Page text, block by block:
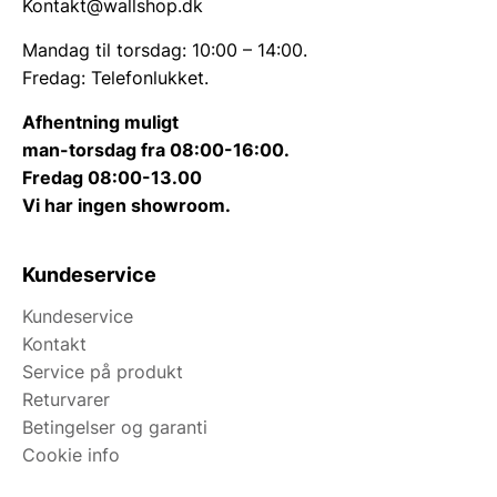
Atmosfære og belysning i
badeværelset
Selv den bedste plejerutine kan føles utilstrækkelig
under dårlig eller flimmerende belysning. For at skabe
den rette stemning, når man benytter sine
plejeprodukter, bør man nøje overveje placeringen af
kombinere funktionelt overlys med blødere
væglamper kan man skabe forskellige
belysningsscenarier alt efter tidspunktet på dagen.
En dæmpet belysning er ideel til et afslappende bad
om aftenen, mens et klart og neutralt lys er
nødvendigt for præcision under barbering eller
påføring af makeup foran spejlet.
Kontakt@wallshop.dk
Mandag til torsdag: 10:00 – 14:00.
Fredag: Telefonlukket.
Afhentning muligt
man-torsdag fra 08:00-16:00.
Fredag 08:00-13.00
Vi har ingen showroom.
Kundeservice
Kundeservice
Kontakt
Service på produkt
Returvarer
Betingelser og garanti
Cookie info